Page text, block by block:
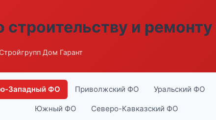
и ремонту
Дом Гарант
Западный ФО Приволжский ФО Уральский ФО
Южный ФО Северо-Кавказский ФО